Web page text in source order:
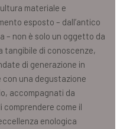
materiale e
esposto – dall’antico
– non è solo un oggetto da
tangibile di conoscenze,
di generazione in
una degustazione
accompagnati da
come il
enologica